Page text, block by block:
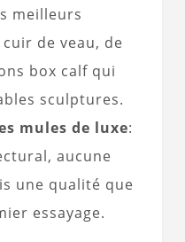
meilleurs
de veau, de
box calf qui
sculptures.
mules de luxe:
aucune
une qualité que
essayage.